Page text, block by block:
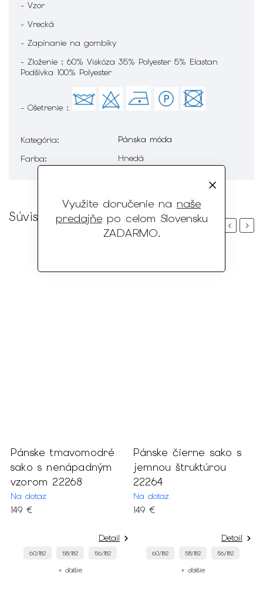
Využite doručenie na naše
predajňepo celom Slovensku
ZADARMO.
- Vzor
- Vrecká
- Zapínanie na gombíky
- Zloženie : 60% Viskóza 35% Polyester 5% Elastan
Podšívka 100% Polyester
- Ošetrenie :
Kategória:
Pánska móda
Farba: Hnedá
Súvisiaci tovar
Previous
Pánske tmavomodré
sako s nenápadným
vzorom 22268
Na dotaz
149 €
Detail
60/182 58/182 56/182
+ ďalšie
Pánske čierne sako s
jemnou štruktúrou
22264
Na dotaz
149 €
Detail
60/182 58/182 56/182
+ ďalšie
Next